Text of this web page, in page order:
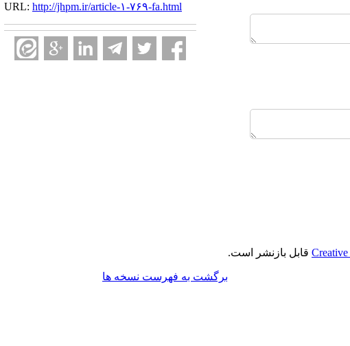
URL: http://jhpm.ir/article-۱-۷۶۹-fa.html
قابل بازنشر است.
برگشت به فهرست نسخه ها